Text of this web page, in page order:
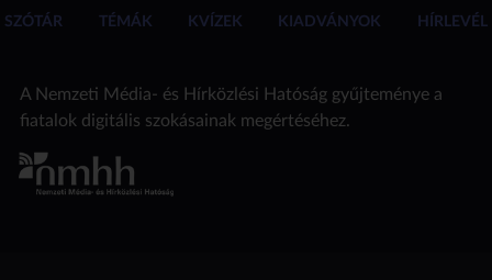
SZÓTÁR TÉMÁK KVÍZEK KIADVÁNYOK HÍRLEVÉL
A Nemzeti Média- és Hírközlési Hatóság gyűjteménye a
fiatalok digitális szokásainak megértéséhez.